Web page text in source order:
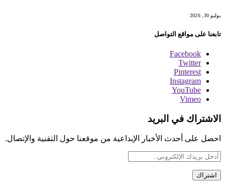
يوليو 30, 2026
تابعنا على مواقع التواصل
Facebook
Twitter
Pinterest
Instagram
YouTube
Vimeo
الاشتراك في البريد
احصل على أحدث الأخبار الإبداعية من موقعنا حول التقنية والإتصال.